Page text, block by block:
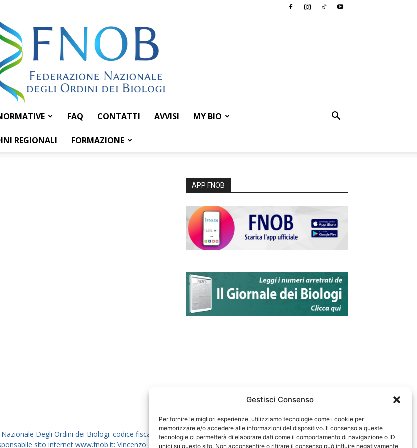
Gestisci Consenso
Per fornire le migliori esperienze, utilizziamo tecnologie come i cookie per
memorizzare e/o accedere alle informazioni del dispositivo. Il consenso a queste
tecnologie ci permetterà di elaborare dati come il comportamento di navigazione o ID
unici su questo sito. Non acconsentire o ritirare il consenso può influire negativamente
Federazione
FAQ CONTATTI AVVISI MY BIO
REGIONALI FORMAZIONE
APP FNOB
Degli Ordini dei Biologi: codice fiscale 80069130583
sito internet www.fnob.it: Vincenzo D'Anna